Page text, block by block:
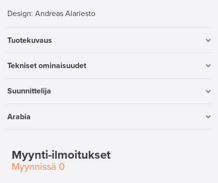
Design: Andreas Alariesto
Tuotekuvaus
Tekniset ominaisuudet
Suunnittelija
Arabia
Myynti-ilmoitukset
Myynnissä 0